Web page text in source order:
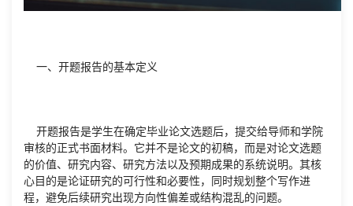
一、开题报告的基本定义
开题报告是学生在确定毕业论文选题后，提交给导师和学院
审核的正式书面材料。它并不是论文的初稿，而是对论文选题
的价值、研究内容、研究方法以及预期成果的系统说明。其核
心目的是论证研究的可行性和必要性，同时规划整个写作进
程，避免后续研究出现方向性偏差或结构混乱的问题。